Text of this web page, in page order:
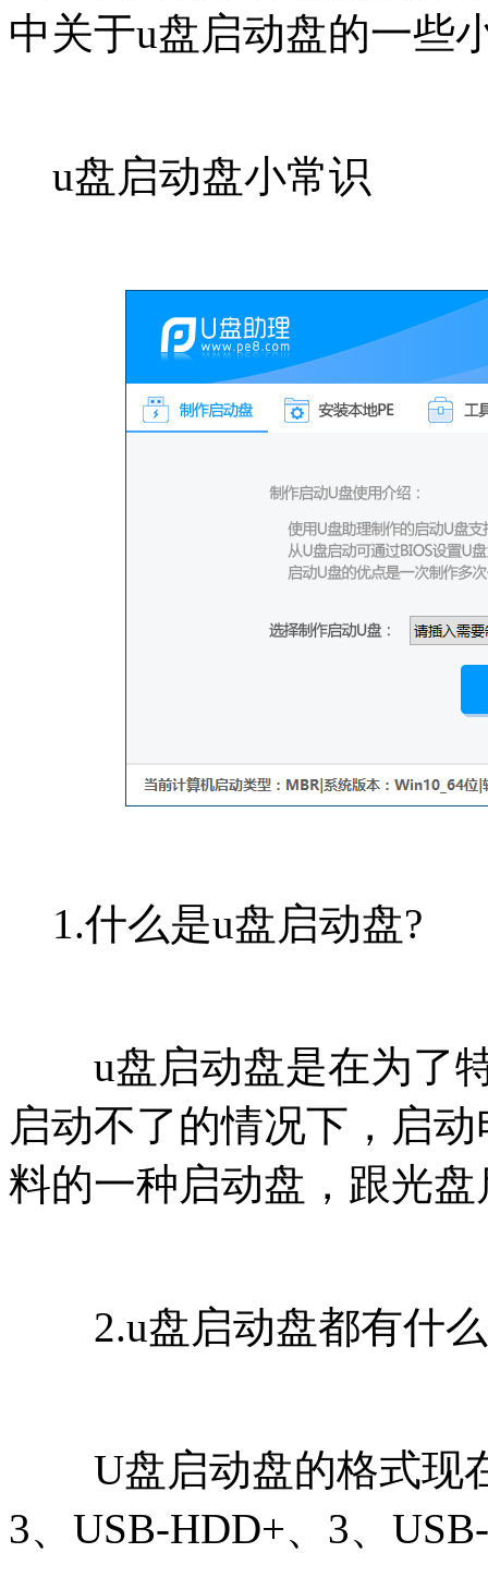
中关于u盘启动盘的一些
u盘启动盘小常识
1.什么是u盘启动盘?
u盘启动盘是在为了特
启动不了的情况下，启
料的一种启动盘，跟光
2.u盘启动盘都有什么
U盘启动盘的格式现在
3、USB-HDD+、3、